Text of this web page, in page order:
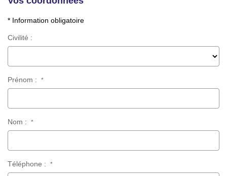
ESPACE GESTION
* Information obligatoire
Civilité :
Prénom : *
Nom : *
Téléphone : *